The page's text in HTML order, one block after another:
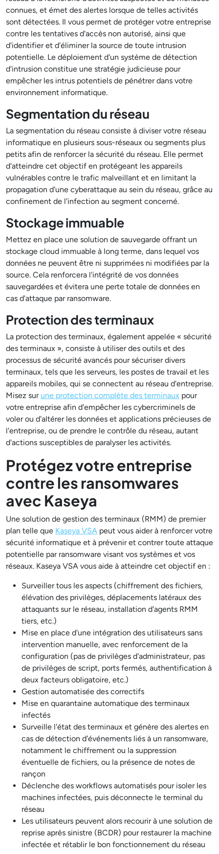
connues, et émet des alertes lorsque de telles activités
sont détectées. Il vous permet de protéger votre entreprise
contre les tentatives d'accès non autorisé, ainsi que
d'identifier et d'éliminer la source de toute intrusion
potentielle. Le déploiement d'un système de détection
d'intrusion constitue une stratégie judicieuse pour
empêcher les intrus potentiels de pénétrer dans votre
environnement informatique.
Segmentation du réseau
La segmentation du réseau consiste à diviser votre réseau
informatique en plusieurs sous-réseaux ou segments plus
petits afin de renforcer la sécurité du réseau. Elle permet
d'atteindre cet objectif en protégeant les appareils
vulnérables contre le trafic malveillant et en limitant la
propagation d'une cyberattaque au sein du réseau, grâce au
confinement de l'infection au segment concerné.
Stockage immuable
Mettez en place une solution de sauvegarde offrant un
stockage cloud immuable à long terme, dans lequel vos
données ne peuvent être ni supprimées ni modifiées par la
source. Cela renforcera l'intégrité de vos données
sauvegardées et évitera une perte totale de données en
cas d'attaque par ransomware.
Protection des terminaux
La protection des terminaux, également appelée « sécurité
des terminaux », consiste à utiliser des outils et des
processus de sécurité avancés pour sécuriser divers
terminaux, tels que les serveurs, les postes de travail et les
appareils mobiles, qui se connectent au réseau d'entreprise.
Misez sur une protection complète des terminaux pour
votre entreprise afin d'empêcher les cybercriminels de
voler ou d'altérer les données et applications précieuses de
l'entreprise, ou de prendre le contrôle du réseau, autant
d'actions susceptibles de paralyser les activités.
Protégez votre entreprise
contre les ransomwares
avec Kaseya
Une solution de gestion des terminaux (RMM) de premier
plan telle que Kaseya VSA peut vous aider à renforcer votre
sécurité informatique et à prévenir et contrer toute attaque
potentielle par ransomware visant vos systèmes et vos
réseaux. Kaseya VSA vous aide à atteindre cet objectif en :
Surveiller tous les aspects (chiffrement des fichiers,
élévation des privilèges, déplacements latéraux des
attaquants sur le réseau, installation d'agents RMM
tiers, etc.)
Mise en place d'une intégration des utilisateurs sans
intervention manuelle, avec renforcement de la
configuration (pas de privilèges d'administrateur, pas
de privilèges de script, ports fermés, authentification à
deux facteurs obligatoire, etc.)
Gestion automatisée des correctifs
Mise en quarantaine automatique des terminaux
infectés
Surveille l'état des terminaux et génère des alertes en
cas de détection d'événements liés à un ransomware,
notamment le chiffrement ou la suppression
éventuelle de fichiers, ou la présence de notes de
rançon
Déclenche des workflows automatisés pour isoler les
machines infectées, puis déconnecte le terminal du
réseau
Les utilisateurs peuvent alors recourir à une solution de
reprise après sinistre (BCDR) pour restaurer la machine
infectée et rétablir le bon fonctionnement du réseau